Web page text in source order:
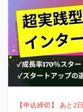
【申込締切】 あと2日